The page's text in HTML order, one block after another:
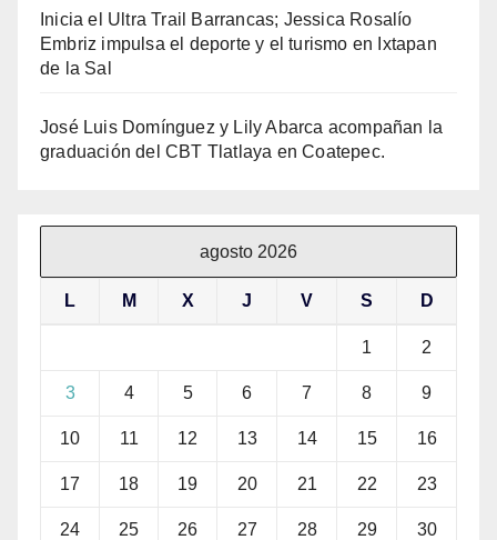
Inicia el Ultra Trail Barrancas; Jessica Rosalío
Embriz impulsa el deporte y el turismo en Ixtapan
de la Sal
José Luis Domínguez y Lily Abarca acompañan la
graduación del CBT Tlatlaya en Coatepec.
agosto 2026
L M X J V S D
1 2
3 4 5 6 7 8 9
10 11 12 13 14 15 16
17 18 19 20 21 22 23
24 25 26 27 28 29 30